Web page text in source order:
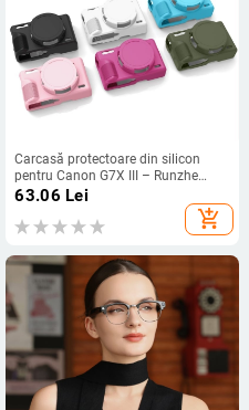
Carcasă protectoare din silicon
pentru Canon G7X III – Runzhe
husă moale, anti zgârietură și anti-
cădere, include husă siliconică și
capac de cameră
63.06 Lei
add_shopping_cart